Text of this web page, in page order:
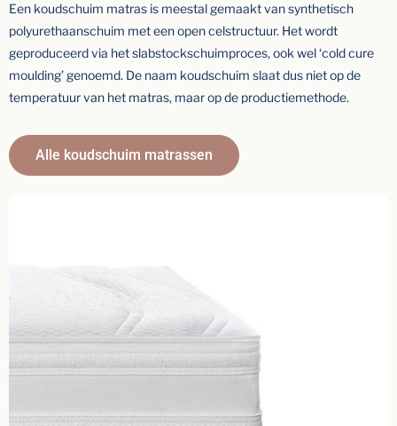
Een koudschuim matras is meestal gemaakt van synthetisch
polyurethaanschuim met een open celstructuur. Het wordt
geproduceerd via het slabstockschuimproces, ook wel ‘cold cure
moulding’ genoemd. De naam koudschuim slaat dus niet op de
temperatuur van het matras, maar op de productiemethode.
Alle koudschuim matrassen